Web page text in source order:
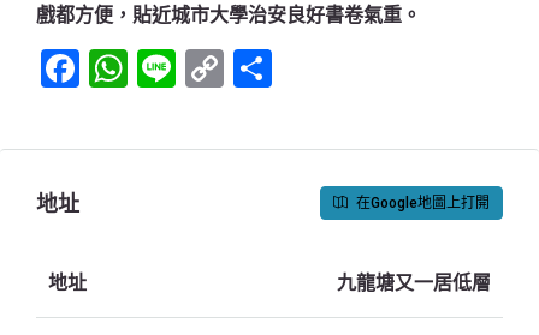
戲都方便，貼近城市大學治安良好書卷氣重。
Facebook
WhatsApp
LineCopy
地址 在Google地圖上打開
地址 九龍塘又一居低層